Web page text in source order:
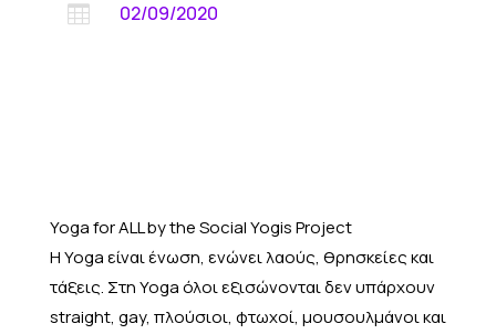
 02/09/2020
YogaforALLby the Social Yogis Project
Η Yoga είναι ένωση, ενώνει λαούς, θρησκείες και
τάξεις. Στη Yoga όλοι εξισώνονται δεν υπάρχουν
straight, gay, πλούσιοι, φτωχοί, μουσουλμάνοι και